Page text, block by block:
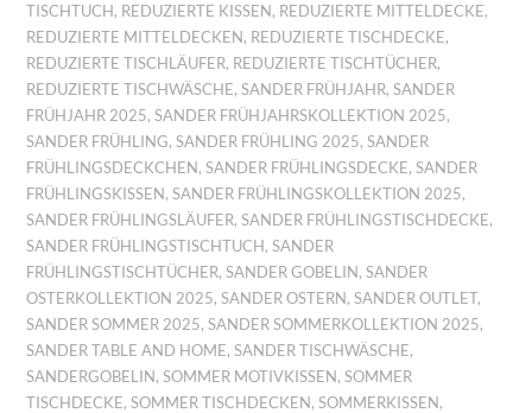
TISCHTUCH , REDUZIERTE KISSEN , REDUZIERTE MITTELDECKE,
REDUZIERTE MITTELDECKEN , REDUZIERTE TISCHDECKE,
REDUZIERTE TISCHLÄUFER, REDUZIERTE TISCHTÜCHER,
REDUZIERTE TISCHWÄSCHE,SANDER FRÜHJAHR,SANDER
FRÜHJAHR 2025,SANDER FRÜHJAHRSKOLLEKTION 2025,
SANDER FRÜHLING,SANDER FRÜHLING 2025,SANDER
FRÜHLINGSDECKCHEN ,SANDER FRÜHLINGSDECKE,SANDER
FRÜHLINGSKISSEN ,SANDER FRÜHLINGSKOLLEKTION 2025,
SANDER FRÜHLINGSLÄUFER,SANDER FRÜHLINGSTISCHDECKE,
SANDER FRÜHLINGSTISCHTUCH ,SANDER
FRÜHLINGSTISCHTÜCHER,SANDER GOBELIN ,SANDER
OSTERKOLLEKTION 2025,SANDER OSTERN ,SANDER OUTLET,
SANDER SOMMER 2025,SANDER SOMMERKOLLEKTION 2025,
SANDER TABLE AND HOME,SANDER TISCHWÄSCHE,
SANDERGOBELIN ,SOMMER MOTIVKISSEN ,SOMMER
TISCHDECKE,SOMMER TISCHDECKEN ,SOMMERKISSEN ,